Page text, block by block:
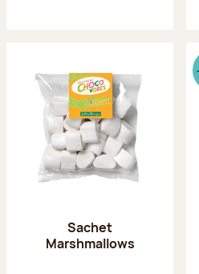
Sachet
Marshmallows